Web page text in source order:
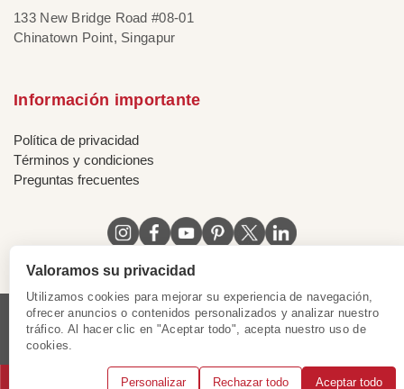
133 New Bridge Road #08-01
Chinatown Point, Singapur
Información importante
Política de privacidad
Términos y condiciones
Preguntas frecuentes
Licencia de Vietnam | Certificado de Singapur
|
Certificado de Hong Kong, China
© 2018 - 2025 Mundo Asia. Reservados todos los derechos.
Valoramos su privacidad
Utilizamos cookies para mejorar su experiencia de navegación,
ofrecer anuncios o contenidos personalizados y analizar nuestro
tráfico. Al hacer clic en "Aceptar todo", acepta nuestro uso de
cookies.
Personalizar Rechazar todo Aceptar todo